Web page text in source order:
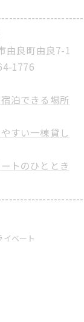
由良町由良7-1
1776
泊できる場所
すい一棟貸し
トのひととき
イベート